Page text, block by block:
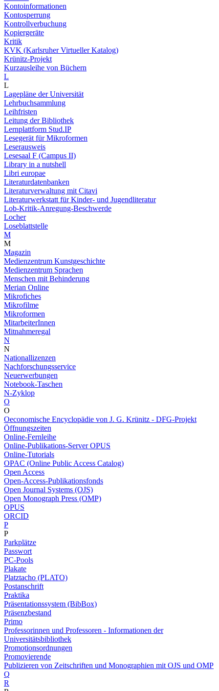
Kontoinformationen
Kontosperrung
Kontrollverbuchung
Kopiergeräte
Kritik
KVK (Karlsruher Virtueller Katalog)
Krünitz-Projekt
Kurzausleihe von Büchern
L
L
Lagepläne der Universität
Lehrbuchsammlung
Leihfristen
Leitung der Bibliothek
Lernplattform Stud.IP
Lesegerät für Mikroformen
Leserausweis
Lesesaal F (Campus II)
Library in a nutshell
Libri europae
Literaturdatenbanken
Literaturverwaltung mit Citavi
Literaturwerkstatt für Kinder- und Jugendliteratur
Lob-Kritik-Anregung-Beschwerde
Locher
Loseblattstelle
M
M
Magazin
Medienzentrum Kunstgeschichte
Medienzentrum Sprachen
Menschen mit Behinderung
Merian Online
Mikrofiches
Mikrofilme
Mikroformen
MitarbeiterInnen
Mitnahmeregal
N
N
Nationallizenzen
Nachforschungsservice
Neuerwerbungen
Notebook-Taschen
N-Zyklop
O
O
Oeconomische Encyclopädie von J. G. Krünitz - DFG-Projekt
Öffnungszeiten
Online-Fernleihe
Online-Publikations-Server OPUS
Online-Tutorials
OPAC (Online Public Access Catalog)
Open Access
Open-Access-Publikationsfonds
Open Journal Systems (OJS)
Open Monograph Press (OMP)
OPUS
ORCID
P
P
Parkplätze
Passwort
PC-Pools
Plakate
Platztacho (PLATO)
Postanschrift
Praktika
Präsentationssystem (BibBox)
Präsenzbestand
Primo
Professorinnen und Professoren - Informationen der
Universitätsbibliothek
Promotionsordnungen
Promovierende
Publizieren von Zeitschriften und Monographien mit OJS und OMP
Q
R